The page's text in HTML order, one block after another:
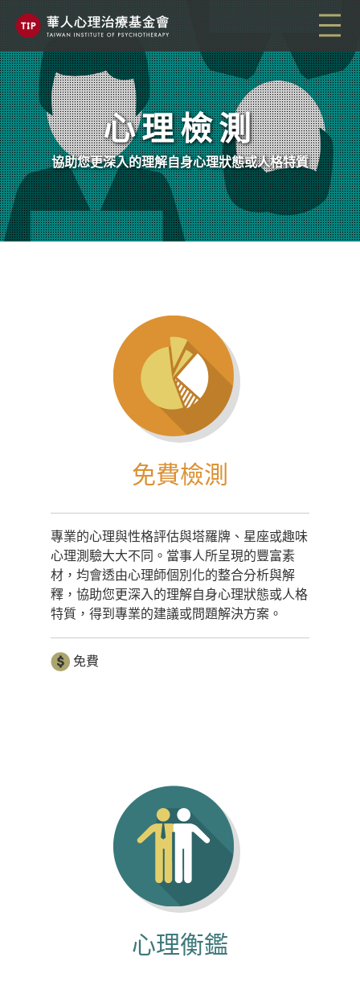
心理檢測
協助您更深入的理解自身心理狀態或人格特質
免費檢測
專業的心理與性格評估與塔羅牌、星座或趣味
心理測驗大大不同。當事人所呈現的豐富素
材，均會透由心理師個別化的整合分析與解
釋，協助您更深入的理解自身心理狀態或人格
特質，得到專業的建議或問題解決方案。
免費
心理衡鑑